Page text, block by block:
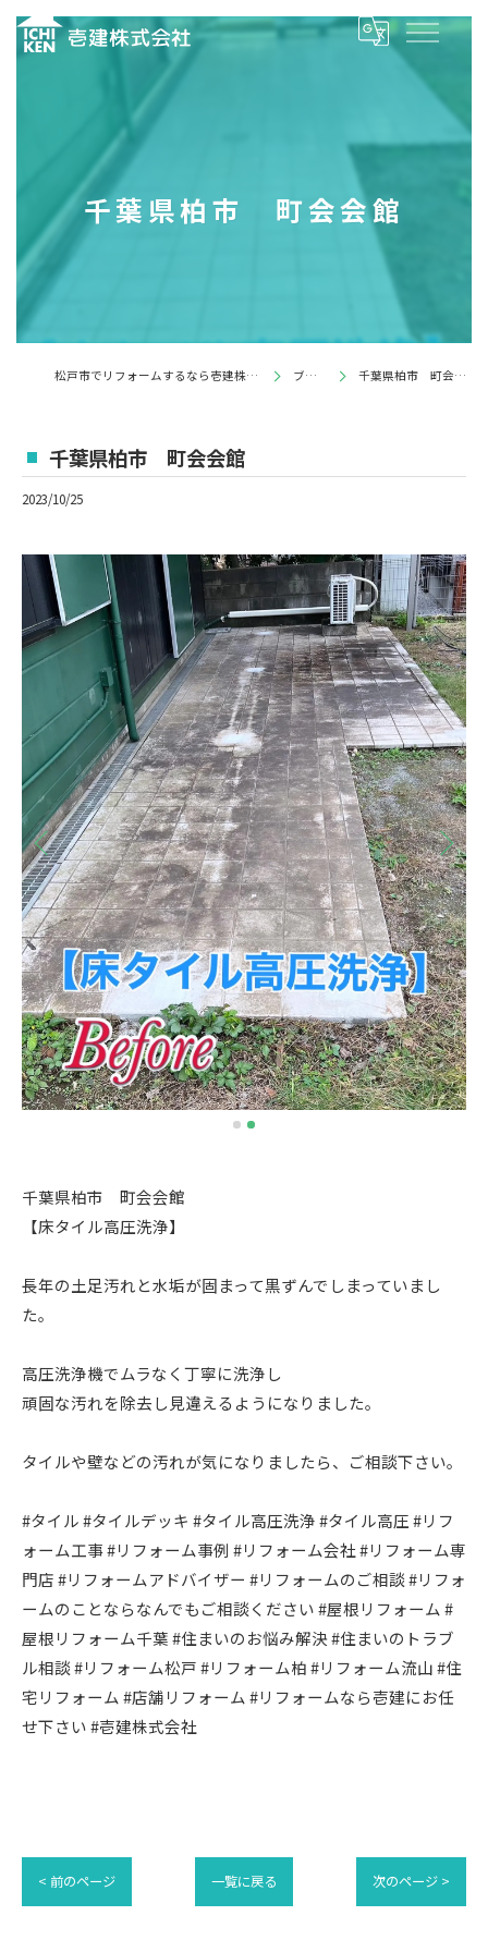
千葉県柏市 町会会館
松戸市でリフォームするなら壱建株式会社 ブログ 千葉県柏市 町会会館
千葉県柏市 町会会館
2023/10/25
千葉県柏市 町会会館
【床タイル高圧洗浄】
長年の土足汚れと水垢が固まって黒ずんでしまっていまし
た。
高圧洗浄機でムラなく丁寧に洗浄し
頑固な汚れを除去し見違えるようになりました。
タイルや壁などの汚れが気になりましたら、ご相談下さい。
#タイル #タイルデッキ #タイル高圧洗浄 #タイル高圧 #リフ
ォーム工事 #リフォーム事例 #リフォーム会社 #リフォーム専
門店 #リフォームアドバイザー #リフォームのご相談 #リフォ
ームのことならなんでもご相談ください #屋根リフォーム #
屋根リフォーム千葉 #住まいのお悩み解決 #住まいのトラブ
ル相談 #リフォーム松戸 #リフォーム柏 #リフォーム流山 #住
宅リフォーム #店舗リフォーム #リフォームなら壱建にお任
せ下さい #壱建株式会社
< 前のページ 一覧に戻る 次のページ >